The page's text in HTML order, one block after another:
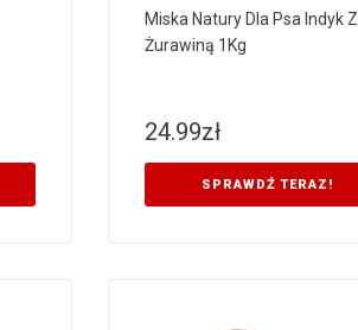
Miska Natury Dla Psa Indyk Z
Żurawiną 1Kg
24.99zł
SPRAWDŹ TERAZ!